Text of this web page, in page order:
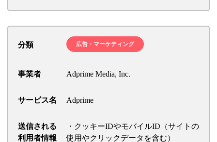
分類 広告・マーケティング
事業者 Adprime Media, Inc.
サービス名 Adprime
送信される
利用者情報
・クッキーIDやモバイルID（サイトの
使用やクリックデータを含む）